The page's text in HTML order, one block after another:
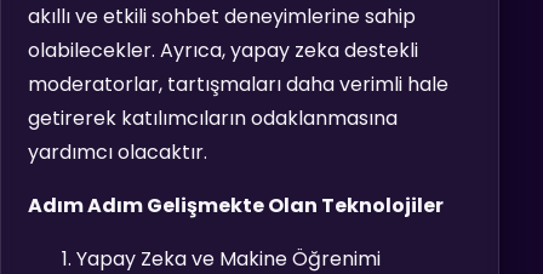
akıllı ve etkili sohbet deneyimlerine sahip
olabilecekler. Ayrıca, yapay zeka destekli
moderatorlar, tartışmaları daha verimli hale
getirerek katılımcıların odaklanmasına
yardımcı olacaktır.
Adım Adım Gelişmekte Olan Teknolojiler
Yapay Zeka ve Makine Öğrenimi